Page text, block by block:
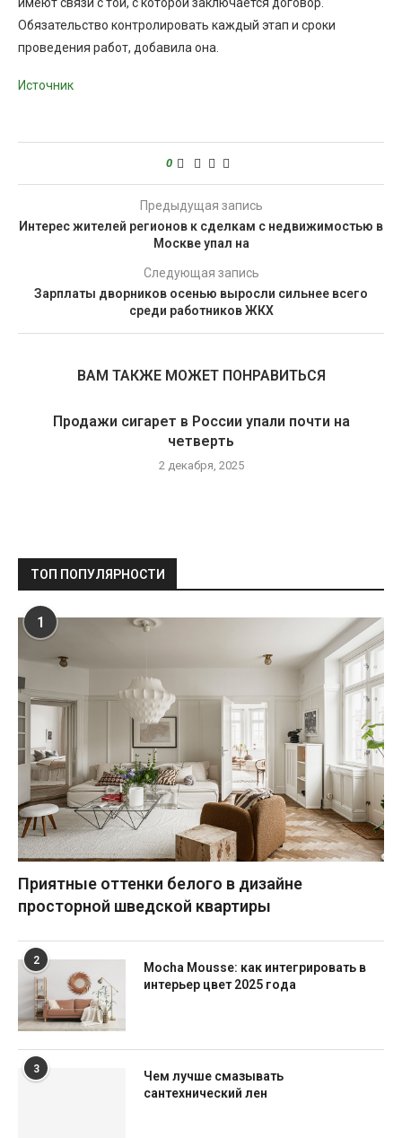
Обязательство контролировать каждый этап и сроки
проведения работ, добавила она.
Источник
0
Предыдущая запись
Интерес жителей регионов к сделкам с недвижимостью в
Москве упал на
Следующая запись
Зарплаты дворников осенью выросли сильнее всего
среди работников ЖКХ
ВАМ ТАКЖЕ МОЖЕТ ПОНРАВИТЬСЯ
Продажи сигарет в России упали почти на
четверть
2 декабря, 2025
ТОП ПОПУЛЯРНОСТИ
1
Приятные оттенки белого в дизайне
просторной шведской квартиры
2
Mocha Mousse: как интегрировать в
интерьер цвет 2025 года
3
Чем лучше смазывать
сантехнический лен